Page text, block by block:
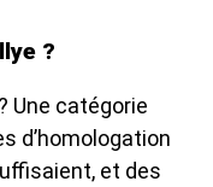
?
Une catégorie
d’homologation
et des